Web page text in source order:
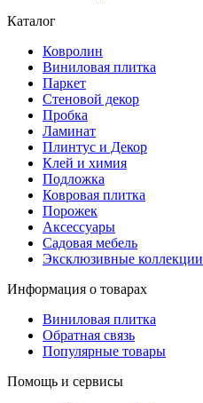
Каталог
Ковролин
Виниловая плитка
Паркет
Стеновой декор
Пробка
Ламинат
Плинтус и Декор
Клей и химия
Подложка
Ковровая плитка
Порожек
Аксессуары
Садовая мебель
Эксклюзивные коллекции
Информация о товарах
Виниловая плитка
Обратная связь
Популярные товары
Помощь и сервисы